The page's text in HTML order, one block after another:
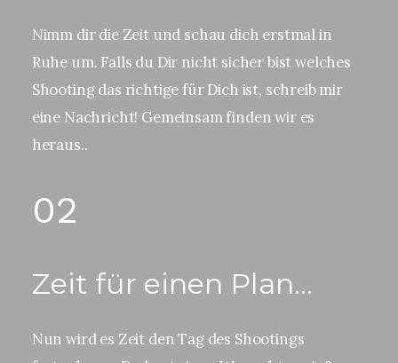
02
Zeit für einen Plan...
Nun wird es Zeit den Tag des Shootings
Nimm dir die Zeit und schau dich erstmal in
Ruhe um. Falls du Dir nicht sicher bist welches
Shooting das richtige für Dich ist, schreib mir
eine Nachricht! Gemeinsam finden wir es
heraus..